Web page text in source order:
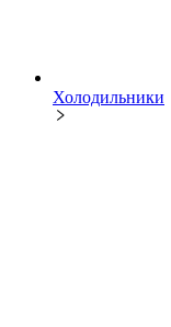
Холодильники